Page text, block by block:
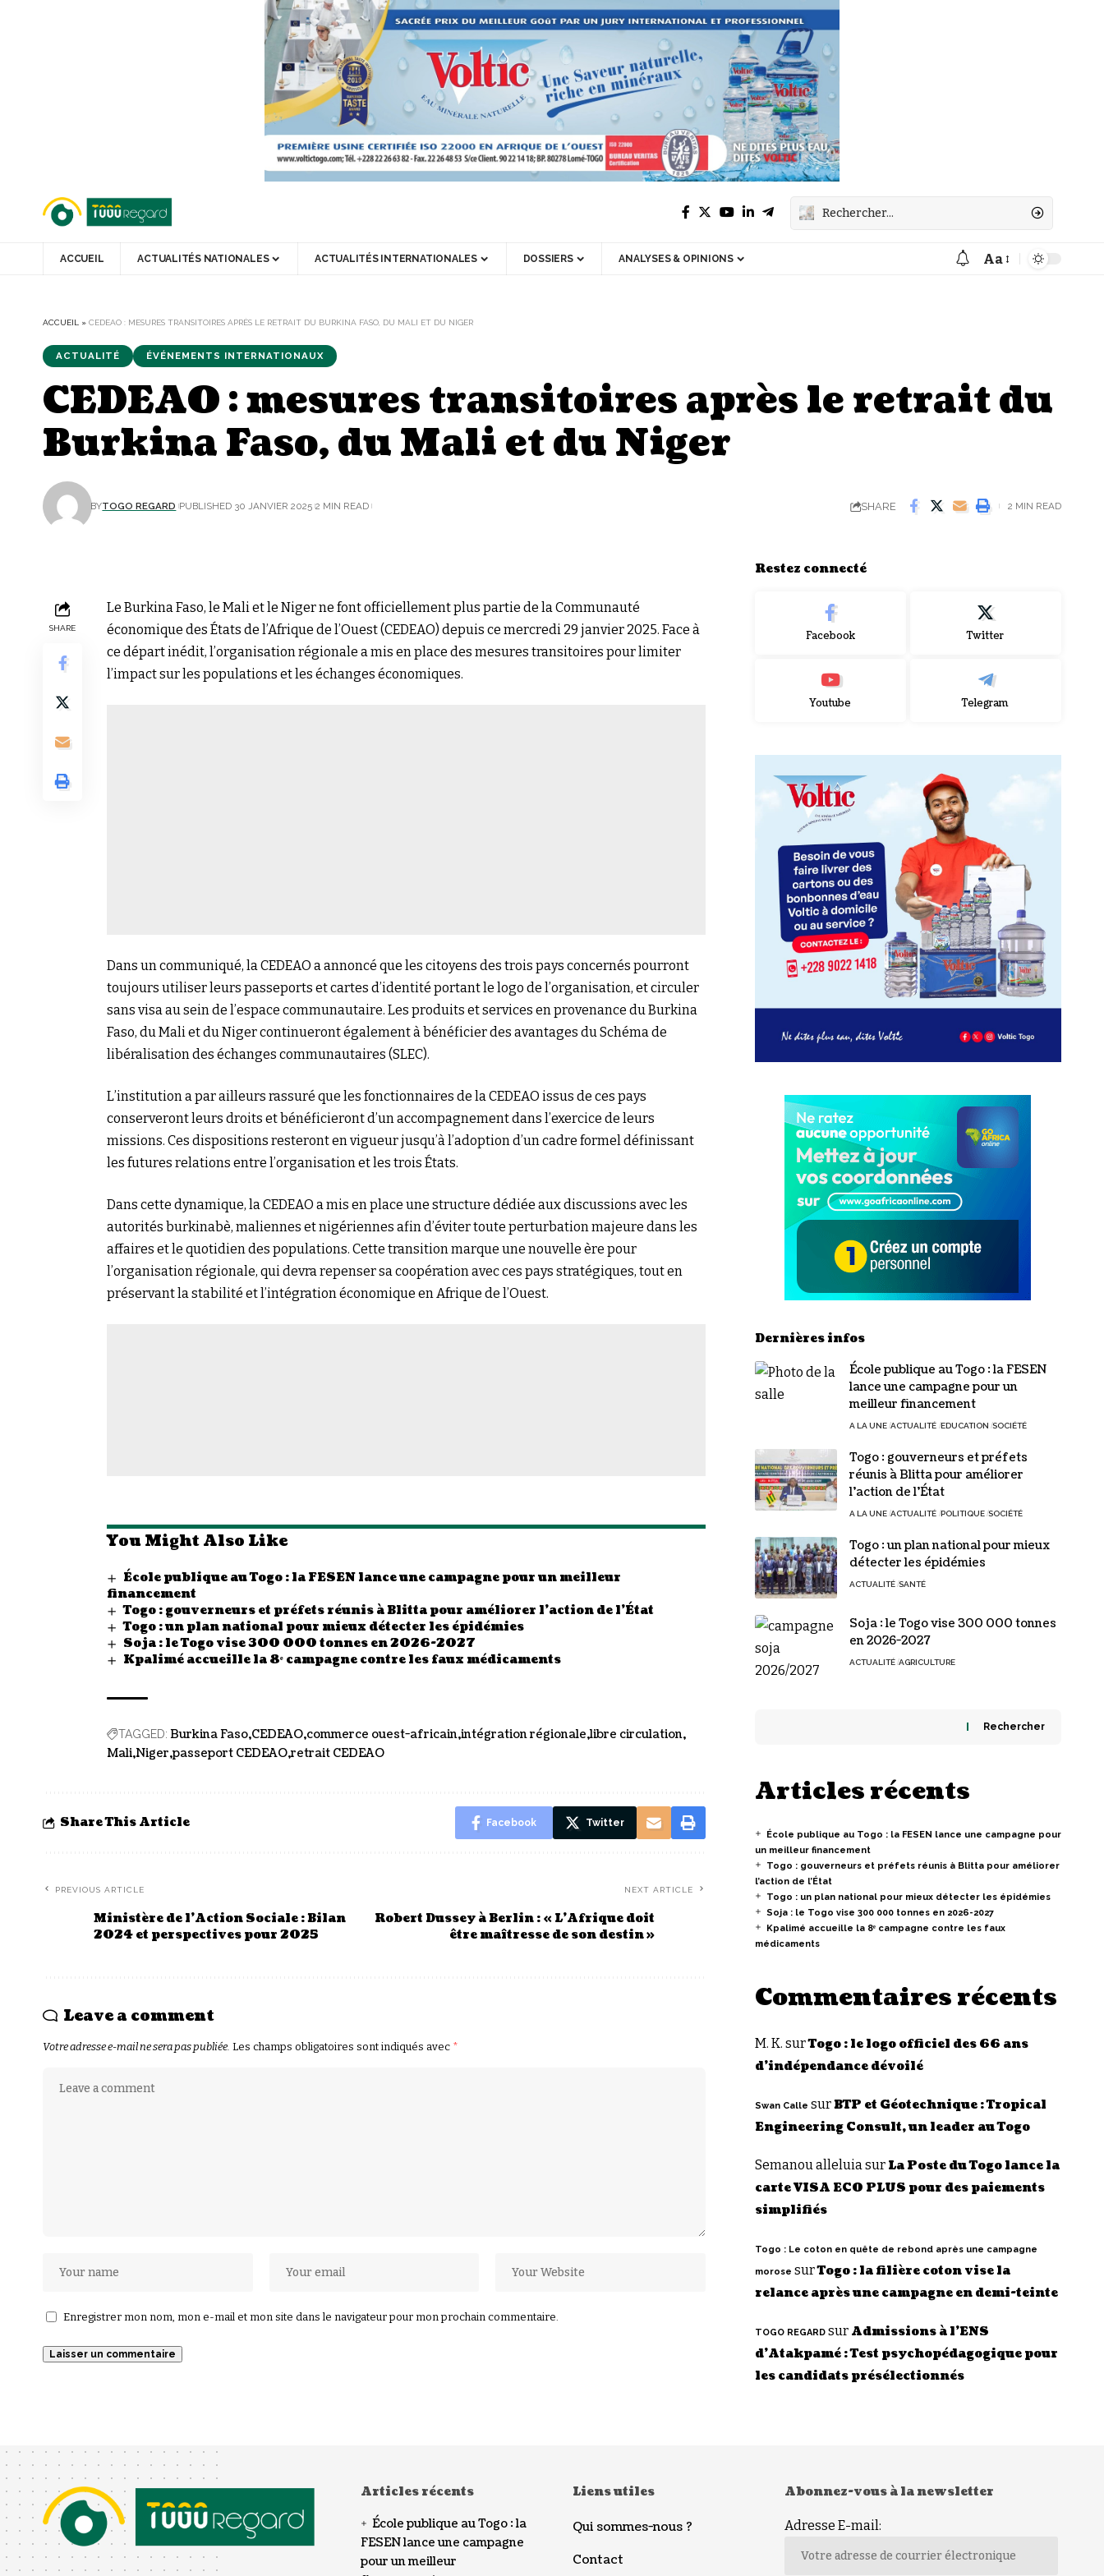
ACCUEIL ACTUALITÉS NATIONALES ACTUALITÉS INTERNATIONALES DOSSIERS ANALYSES & OPINIONS
Font
Aa
ACCUEIL » CEDEAO : MESURES TRANSITOIRES APRÈS LE RETRAIT DU BURKINA FASO, DU MALI ET DU NIGER
ACTUALITÉ ÉVÉNEMENTS INTERNATIONAUX
CEDEAO : mesures transitoires après le retrait du
Burkina Faso, du Mali et du Niger
BYTOGO REGARD PUBLISHED 30 JANVIER 2025 2 MIN READ SHARE 2 MIN READ
SHARE
Le Burkina Faso, le Mali et le Niger ne font officiellement plus partie de la Communauté
économique des États de l’Afrique de l’Ouest (CEDEAO) depuis ce mercredi 29 janvier 2025. Face à
ce départ inédit, l’organisation régionale a mis en place des mesures transitoires pour limiter
l’impact sur les populations et les échanges économiques.
Dans un communiqué, la CEDEAO a annoncé que les citoyens des trois pays concernés pourront
toujours utiliser leurs passeports et cartes d’identité portant le logo de l’organisation, et circuler
sans visa au sein de l’espace communautaire. Les produits et services en provenance du Burkina
Faso, du Mali et du Niger continueront également à bénéficier des avantages du Schéma de
libéralisation des échanges communautaires (SLEC).
L’institution a par ailleurs rassuré que les fonctionnaires de la CEDEAO issus de ces pays
conserveront leurs droits et bénéficieront d’un accompagnement dans l’exercice de leurs
missions. Ces dispositions resteront en vigueur jusqu’à l’adoption d’un cadre formel définissant
les futures relations entre l’organisation et les trois États.
Dans cette dynamique, la CEDEAO a mis en place une structure dédiée aux discussions avec les
autorités burkinabè, maliennes et nigériennes afin d’éviter toute perturbation majeure dans les
affaires et le quotidien des populations. Cette transition marque une nouvelle ère pour
l’organisation régionale, qui devra repenser sa coopération avec ces pays stratégiques, tout en
préservant la stabilité et l’intégration économique en Afrique de l’Ouest.
You Might Also Like
École publique au Togo : la FESEN lance une campagne pour un meilleur
financement
Togo : gouverneurs et préfets réunis à Blitta pour améliorer l’action de l’État
Togo : un plan national pour mieux détecter les épidémies
Soja : le Togo vise 300 000 tonnes en 2026-2027
Kpalimé accueille la 8ᵉ campagne contre les faux médicaments
TAGGED: Burkina Faso CEDEAO commerce ouest-africain intégration régionale libre circulation
Mali Niger passeport CEDEAO retrait CEDEAO
Share This Article Facebook Twitter
PREVIOUS ARTICLE
Ministère de l’Action Sociale : Bilan
2024 et perspectives pour 2025
NEXT ARTICLE
Robert Dussey à Berlin : « L’Afrique doit
être maîtresse de son destin »
Leave a comment
Votre adresse e-mail ne sera pas publiée. Les champs obligatoires sont indiqués avec *
Enregistrer mon nom, mon e-mail et mon site dans le navigateur pour mon prochain commentaire.
Restez connecté
Facebook Twitter
Youtube Telegram
Dernières infos
École publique au Togo : la FESEN
lance une campagne pour un
meilleur financement
A LA UNE ACTUALITÉ EDUCATION SOCIÉTÉ
Togo : gouverneurs et préfets
réunis à Blitta pour améliorer
l’action de l’État
A LA UNE ACTUALITÉ POLITIQUE SOCIÉTÉ
Togo : un plan national pour mieux
détecter les épidémies
ACTUALITÉ SANTÉ
Soja : le Togo vise 300 000 tonnes
en 2026-2027
ACTUALITÉ AGRICULTURE
Rechercher
Articles récents
École publique au Togo : la FESEN lance une campagne pour
un meilleur financement
Togo : gouverneurs et préfets réunis à Blitta pour améliorer
l’action de l’État
Togo : un plan national pour mieux détecter les épidémies
Soja : le Togo vise 300 000 tonnes en 2026-2027
Kpalimé accueille la 8ᵉ campagne contre les faux
médicaments
Commentaires récents
M. K. surTogo : le logo officiel des 66 ans
d’indépendance dévoilé
Swan Calle surBTP et Géotechnique : Tropical
Engineering Consult, un leader au Togo
Semanou alleluia sur La Poste du Togo lance la
carte VISA ECO PLUS pour des paiements
simplifiés
Togo : Le coton en quête de rebond après une campagne
morose surTogo : la filière coton vise la
relance après une campagne en demi-teinte
TOGO REGARDsur Admissions à l’ENS
d’Atakpamé : Test psychopédagogique pour
les candidats présélectionnés
Articles récents
École publique au Togo : la
FESEN lance une campagne
pour un meilleur
Liens utiles
Qui sommes-nous ?
Contact
Abonnez-vous à la newsletter
Adresse E-mail: